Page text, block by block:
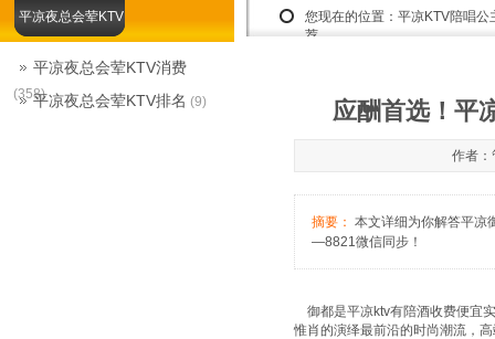
您现在的位置： 平凉KTV陪唱公
荐
应酬首选！平
作者
摘要： 本文详细为你解答平凉
—8821微信同步！
御都是平凉ktv有陪酒收费便宜
惟肖的演绎最前沿的时尚潮流，
平凉夜总会荤KTV
平凉夜总会荤KTV消费
(358)平凉夜总会荤KTV排名 (9)